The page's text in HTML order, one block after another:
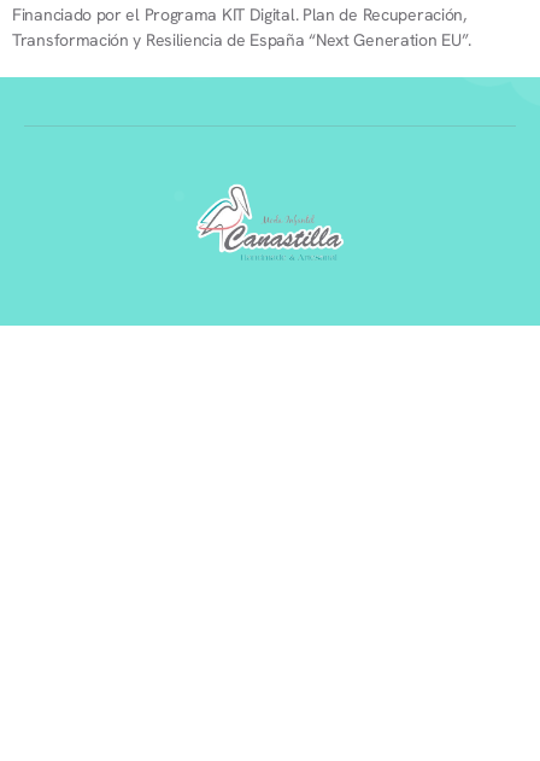
Financiado por el Programa KIT Digital. Plan de Recuperación,
Transformación y Resiliencia de España “Next Generation EU”.